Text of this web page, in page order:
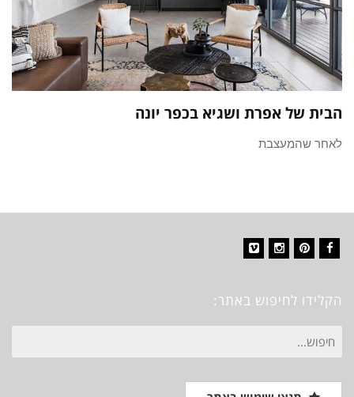
הבית של אפרת ושגיא בכפר יונה
לאחר שהמעצבת
הקלידו לחיפוש באתר:
חיפוש
עבור: